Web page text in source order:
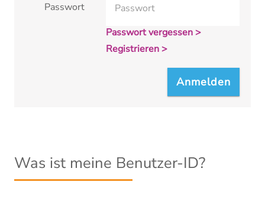
Passwort
Passwort vergessen >
Registrieren >
Was ist meine Benutzer-ID?